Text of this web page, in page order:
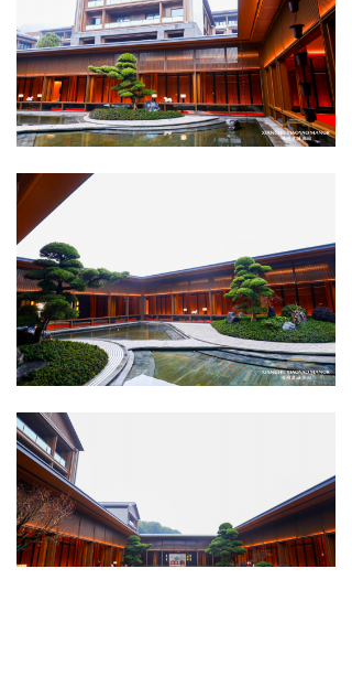
ꀇ
首页
ꁘ
伙伴
ꄑ
关于
ꀳ
资质
ꂓ
项目
ꂅ
联系